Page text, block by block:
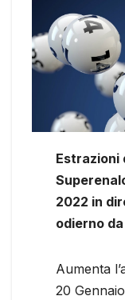
Estrazioni
2022 in
odierno
Aumenta
20